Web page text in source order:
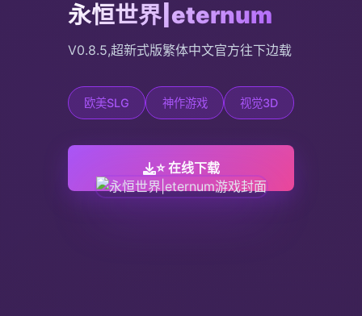
永恒世界|eternum
V0.8.5,超新式版繁体中文官方往下边载
欧美SLG 神作游戏 视觉3D
⭐ 在线下载